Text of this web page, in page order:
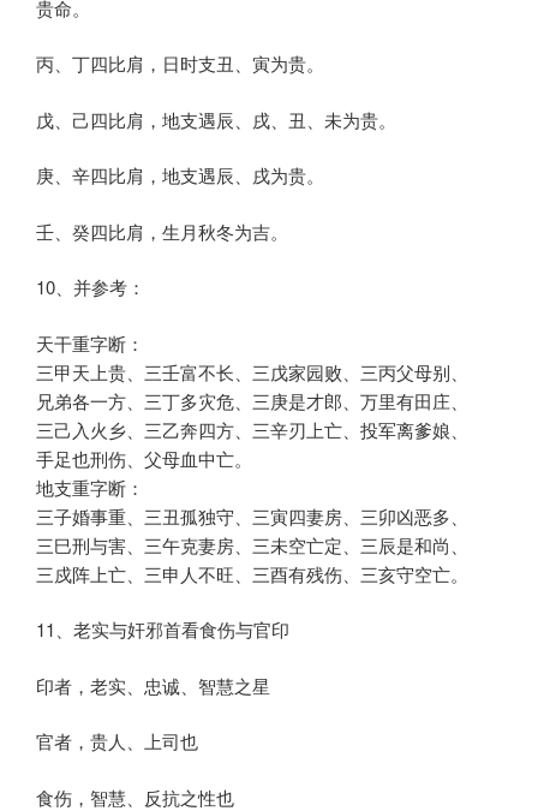
贵命。
丙、丁四比肩，日时支丑、寅为贵。
戊、己四比肩，地支遇辰、戌、丑、未为贵。
庚、辛四比肩，地支遇辰、戌为贵。
壬、癸四比肩，生月秋冬为吉。
10、并参考：
天干重字断：
三甲天上贵、三壬富不长、三戊家园败、三丙父母别、
兄弟各一方、三丁多灾危、三庚是才郎、万里有田庄、
三己入火乡、三乙奔四方、三辛刃上亡、投军离爹娘、
手足也刑伤、父母血中亡。
地支重字断：
三子婚事重、三丑孤独守、三寅四妻房、三卯凶恶多、
三巳刑与害、三午克妻房、三未空亡定、三辰是和尚、
三戍阵上亡、三申人不旺、三酉有残伤、三亥守空亡。
11、老实与奸邪首看食伤与官印
印者，老实、忠诚、智慧之星
官者，贵人、上司也
食伤，智慧、反抗之性也